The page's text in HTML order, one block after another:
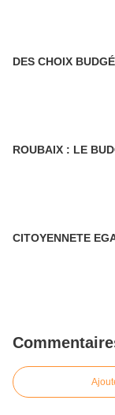
DES CHOIX
ROUBAIX : LE
CITOYENNETE